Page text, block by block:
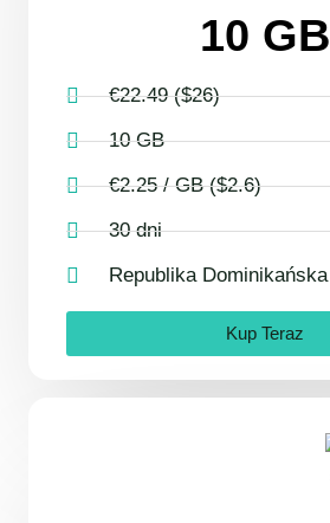
10 GB
€22.49 ($26)
10 GB
€2.25 / GB ($2.6)
30 dni
Republika Dominikańska
Kup Teraz